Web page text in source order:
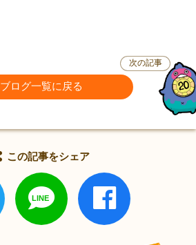
ブログ一覧に戻る
次の記事
この記事をシェア